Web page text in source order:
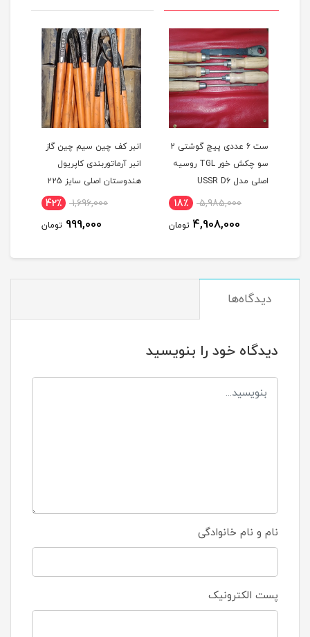
ست 6 عددی پیچ گوشتی 2
سو چکش خور TGL روسیه
اصلی مدل USSR D6
5,985,000 18٪
4,908,000 تومان
انبر کف چین سیم چین گاز
انبر آرماتوربندی کاپریول
هندوستان اصلی سایز 225
1,696,000 42٪
999,000 تومان
دیدگاه‌ها
دیدگاه خود را بنویسید
نام و نام خانوادگی
پست الکترونیک